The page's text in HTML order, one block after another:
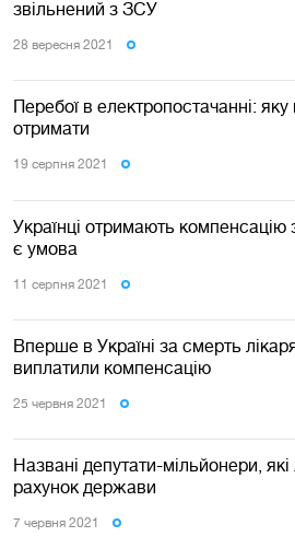
звільнений з ЗСУ
28 вересня 2021
Перебої в електропостачанні:
отримати
19 серпня 2021
Українці отримають
є умова
11 серпня 2021
Вперше в Україні за смерть
виплатили компенсацію
25 червня 2021
Названі депутати-мільйонери,
рахунок держави
7 червня 2021